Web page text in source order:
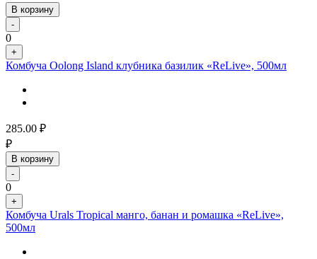
В корзину
-
0
+
Комбуча Oolong Island клубника базилик «ReLive», 500мл
285.00 ₽
₽
В корзину
-
0
+
Комбуча Urals Tropical манго, банан и ромашка «ReLive»,
500мл